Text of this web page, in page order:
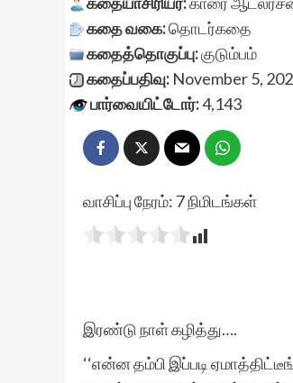
கதை வகை:தொடர்கதை
கதைத்தொகுப்பு:குடும்பம்
கதைப்பதிவு: November 5,
பார்வையிட்டோர்:4,143
வாசிப்பு நேரம்: 7நிமிடங்கள்
இரண்டு நாள் கழித்து….
‘‘என்ன தம்பி இப்படி